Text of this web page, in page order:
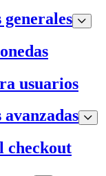
usuarios
checkout